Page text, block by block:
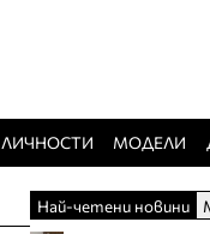
Забравена парола
Регистрация
Добавяне на фирма
ЛИЧНОСТИ МОДЕЛИ
Най-четени новини